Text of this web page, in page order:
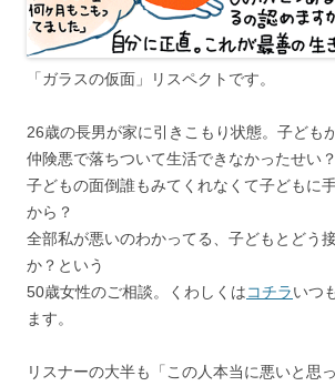
「ガラスの仮面」リスペクトです。
26歳の長男が家に引きこもり状態。子ども
仲険悪で落ちついて生活できなかったせい？
子どもの面倒誰もみてくれなくて子どもに
から？
全部私が悪いのわかってる、子どもとどう
か？という
50歳女性のご相談。くわしくはコチラいつ
ます。
リスナーの大半も「この人本当に悪いと思